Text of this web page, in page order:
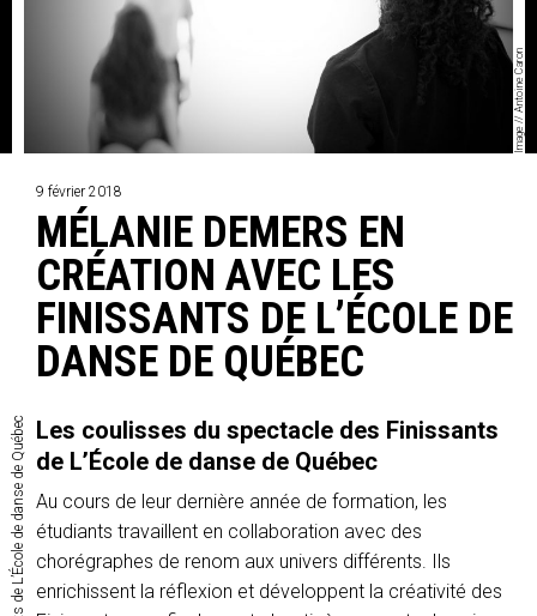
Image // Antoine Caron
9 février 2018
MÉLANIE DEMERS EN
CRÉATION AVEC LES
FINISSANTS DE L’ÉCOLE DE
DANSE DE QUÉBEC
Les coulisses du spectacle des Finissants
de L’École de danse de Québec
Au cours de leur dernière année de formation, les
étudiants travaillent en collaboration avec des
chorégraphes de renom aux univers différents. Ils
enrichissent la réflexion et développent la créativité des